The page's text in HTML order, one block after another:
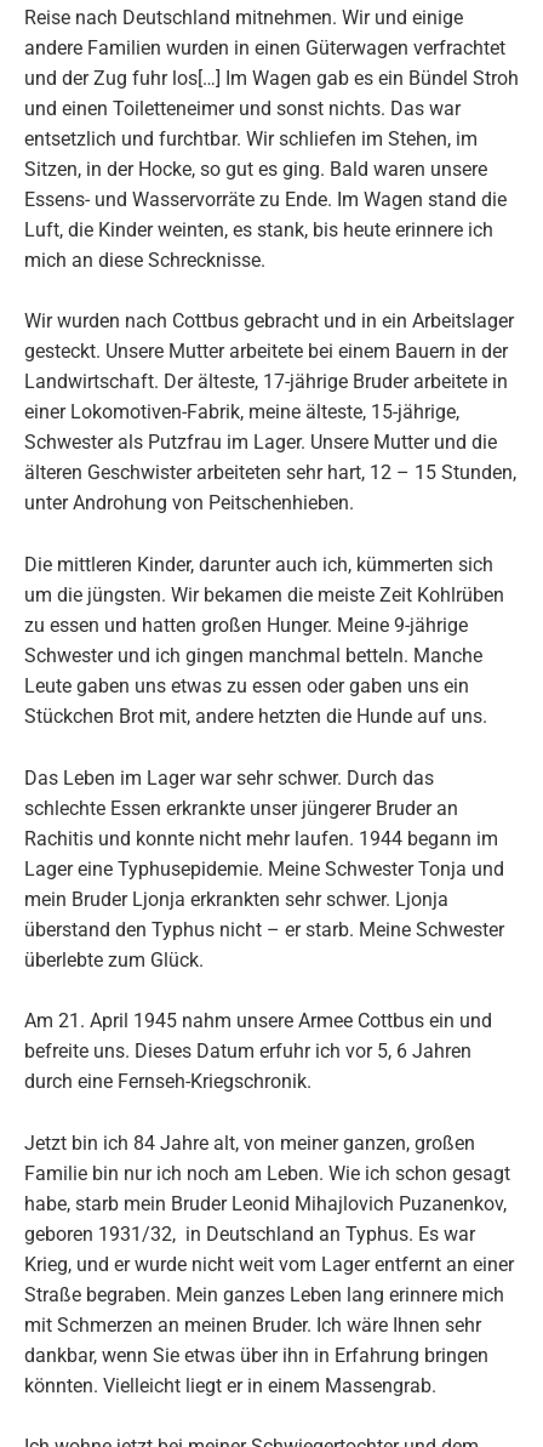
Reise nach Deutschland mitnehmen. Wir und einige
andere Familien wurden in einen Güterwagen verfrachtet
und der Zug fuhr los[…] Im Wagen gab es ein Bündel Stroh
und einen Toiletteneimer und sonst nichts. Das war
entsetzlich und furchtbar. Wir schliefen im Stehen, im
Sitzen, in der Hocke, so gut es ging. Bald waren unsere
Essens- und Wasservorräte zu Ende. Im Wagen stand die
Luft, die Kinder weinten, es stank, bis heute erinnere ich
mich an diese Schrecknisse.
Wir wurden nach Cottbus gebracht und in ein Arbeitslager
gesteckt. Unsere Mutter arbeitete bei einem Bauern in der
Landwirtschaft. Der älteste, 17-jährige Bruder arbeitete in
einer Lokomotiven-Fabrik, meine älteste, 15-jährige,
Schwester als Putzfrau im Lager. Unsere Mutter und die
älteren Geschwister arbeiteten sehr hart, 12 – 15 Stunden,
unter Androhung von Peitschenhieben.
Die mittleren Kinder, darunter auch ich, kümmerten sich
um die jüngsten. Wir bekamen die meiste Zeit Kohlrüben
zu essen und hatten großen Hunger. Meine 9-jährige
Schwester und ich gingen manchmal betteln. Manche
Leute gaben uns etwas zu essen oder gaben uns ein
Stückchen Brot mit, andere hetzten die Hunde auf uns.
Das Leben im Lager war sehr schwer. Durch das
schlechte Essen erkrankte unser jüngerer Bruder an
Rachitis und konnte nicht mehr laufen. 1944 begann im
Lager eine Typhusepidemie. Meine Schwester Tonja und
mein Bruder Ljonja erkrankten sehr schwer. Ljonja
überstand den Typhus nicht – er starb. Meine Schwester
überlebte zum Glück.
Am 21. April 1945 nahm unsere Armee Cottbus ein und
befreite uns. Dieses Datum erfuhr ich vor 5, 6 Jahren
durch eine Fernseh-Kriegschronik.
Jetzt bin ich 84 Jahre alt, von meiner ganzen, großen
Familie bin nur ich noch am Leben. Wie ich schon gesagt
habe, starb mein Bruder Leonid Mihajlovich Puzanenkov,
geboren 1931/32, in Deutschland an Typhus. Es war
Krieg, und er wurde nicht weit vom Lager entfernt an einer
Straße begraben. Mein ganzes Leben lang erinnere mich
mit Schmerzen an meinen Bruder. Ich wäre Ihnen sehr
dankbar, wenn Sie etwas über ihn in Erfahrung bringen
könnten. Vielleicht liegt er in einem Massengrab.